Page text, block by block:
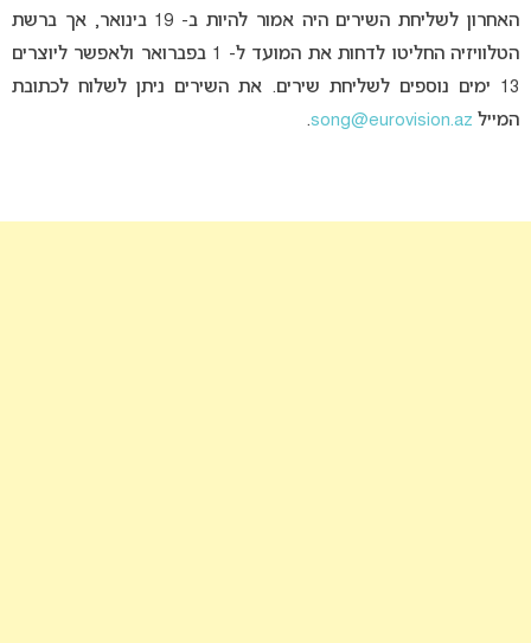
האחרון לשליחת השירים היה אמור להיות ב- 19 בינואר, אך ברשת
הטלוויזיה החליטו לדחות את המועד ל- 1 בפברואר ולאפשר ליוצרים
13 ימים נוספים לשליחת שירים. את השירים ניתן לשלוח לכתובת
המייל song@eurovision.az
.